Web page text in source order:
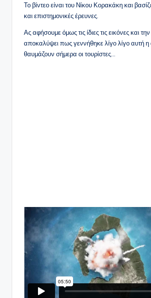
Το βίντεο είναι του Νίκου Κορακάκη και
και επιστημονικές έρευνες.
Ας αφήσουμε όμως τις ίδιες τις εικόνες και
αποκαλύψει πως γεννήθηκε λίγο λίγο αυτή
θαυμάζουν σήμερα οι τουρίστες…